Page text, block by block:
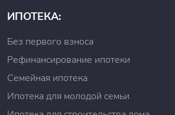
ИПОТЕКА:
Без первого взноса
Рефинансирование ипотеки
Семейная ипотека
Ипотека для молодой семьи